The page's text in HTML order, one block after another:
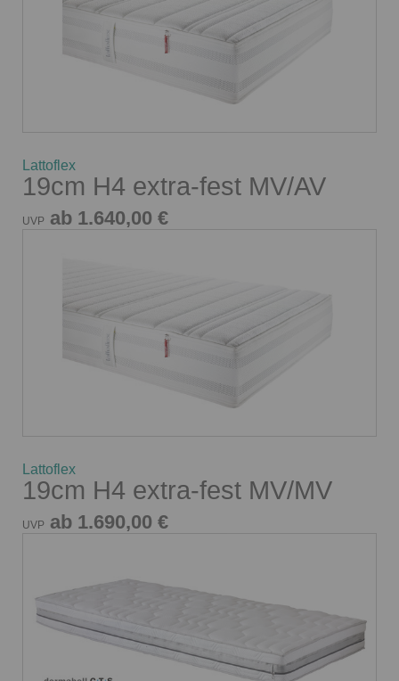
Lattoflex
19cm H4 extra-fest MV/AV
UVP ab 1.640,00 €
Lattoflex
19cm H4 extra-fest MV/MV
UVP ab 1.690,00 €